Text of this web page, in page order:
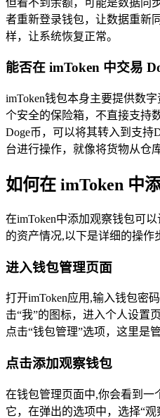
者重新登录钱包，让数据重新
样，让系统恢复正常。
能否在 imToken 中交易
imToken钱包本身主要提供数
个安全的保险箱，不直接支持
Doge币，可以将其转入到支持
台进行操作，就像将货物从仓
如何在 imToken 中
在imToken中添加观察钱包可
的资产情况,以下是详细的操作
进入钱包管理页面
打开imToken应用,输入钱包密
击“我”的图标，进入个人设置
点击“钱包管理”选项，这里是
点击添加观察钱包
在钱包管理页面中,你会看到一
它，在弹出的选项中，选择“